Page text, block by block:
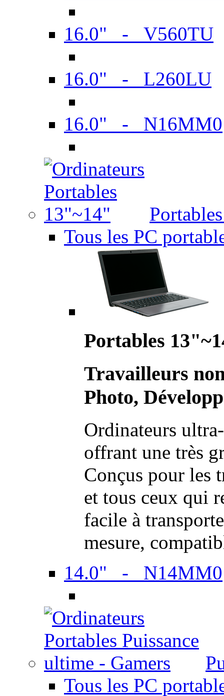
16.0" - V560TU
16.0" - L260LU
16.0" - N16MM0
Tous les PC
Portables
Travailleurs
Photo,
Ordinateurs
offrant une très
Conçus pour les
et tous ceux qui
facile à
mesure,
14.0" - N14MM0
Tous les PC